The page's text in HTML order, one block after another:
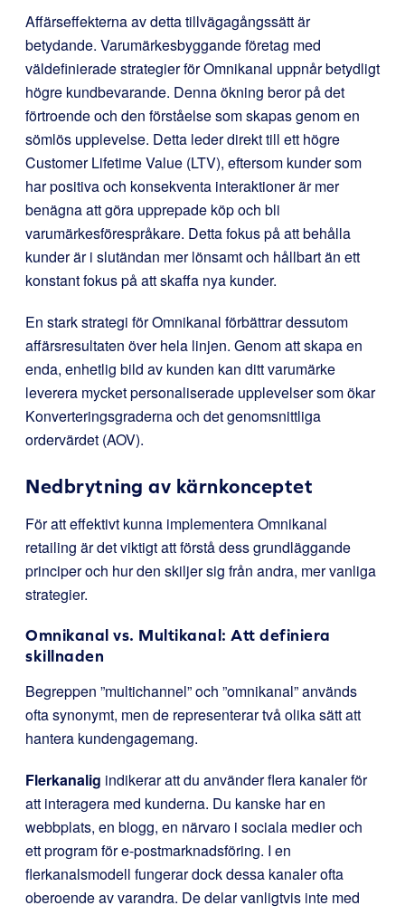
Affärseffekterna av detta tillvägagångssätt är
betydande. Varumärkesbyggande företag med
väldefinierade strategier för Omnikanal uppnår betydligt
högre kundbevarande. Denna ökning beror på det
förtroende och den förståelse som skapas genom en
sömlös upplevelse. Detta leder direkt till ett högre
Customer Lifetime Value (LTV), eftersom kunder som
har positiva och konsekventa interaktioner är mer
benägna att göra upprepade köp och bli
varumärkesförespråkare. Detta fokus på att behålla
kunder är i slutändan mer lönsamt och hållbart än ett
konstant fokus på att skaffa nya kunder.
En stark strategi för Omnikanal förbättrar dessutom
affärsresultaten över hela linjen. Genom att skapa en
enda, enhetlig bild av kunden kan ditt varumärke
leverera mycket personaliserade upplevelser som ökar
Konverteringsgraderna och det genomsnittliga
ordervärdet (AOV).
Nedbrytning av kärnkonceptet
För att effektivt kunna implementera Omnikanal
retailing är det viktigt att förstå dess grundläggande
principer och hur den skiljer sig från andra, mer vanliga
strategier.
Omnikanal vs. Multikanal: Att definiera
skillnaden
Begreppen ”multichannel” och ”omnikanal” används
ofta synonymt, men de representerar två olika sätt att
hantera kundengagemang.
Flerkanalig indikerar att du använder flera kanaler för
att interagera med kunderna. Du kanske har en
webbplats, en blogg, en närvaro i sociala medier och
ett program för e-postmarknadsföring. I en
flerkanalsmodell fungerar dock dessa kanaler ofta
oberoende av varandra. De delar vanligtvis inte med